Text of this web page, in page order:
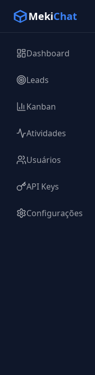
MekiChat
Dashboard
Leads
Kanban
Atividades
Usuários
API Keys
Configurações